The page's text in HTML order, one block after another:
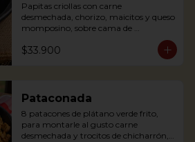
Papitas criollas con carne
desmechada, chorizo, maicitos y queso
momposino, sobre cama de
$33.900
Pataconada
8 patacones de plátano verde frito,
para montarle al gusto carne
desmechada y trocitos de chicharrón,